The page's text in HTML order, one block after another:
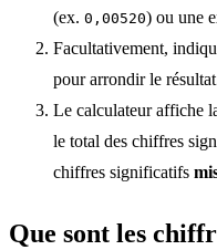
(ex. 0,00520) ou une
Facultativement,
pour arrondir le
Le calculateur affiche
le total des chiffres
chiffres significatifs
Que sont les